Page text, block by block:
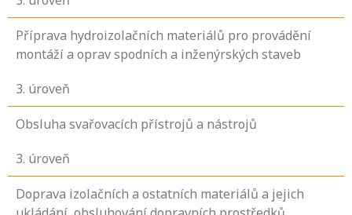
Příprava hydroizolačních materiálů pro provádění
montáží a oprav spodních a inženýrských staveb
3. úroveň
Obsluha svařovacích přístrojů a nástrojů
3. úroveň
Doprava izolačních a ostatních materiálů a jejich